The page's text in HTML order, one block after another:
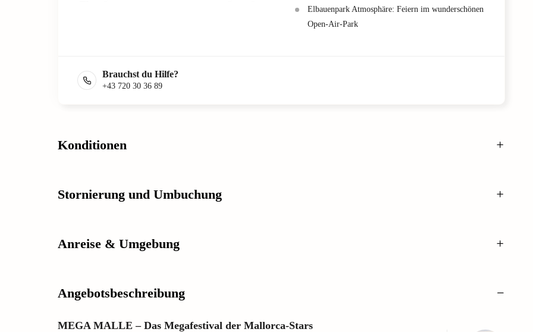
Elbauenpark Atmosphäre: Feiern im wunderschönen
Open-Air-Park
Brauchst du Hilfe?
+43 720 30 36 89
Konditionen
Stornierung und Umbuchung
Anreise & Umgebung
Angebotsbeschreibung
MEGA MALLE – Das Megafestival der Mallorca-Stars